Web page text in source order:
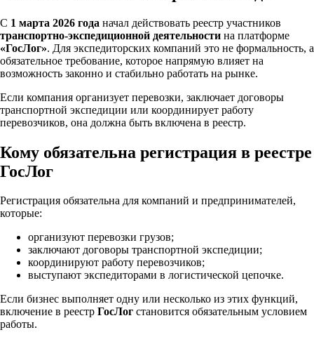
С 1 марта 2026 года начал действовать реестр участников
транспортно-экспедиционной деятельности на платформе
«ГосЛог». Для экспедиторских компаний это не формальность, а
обязательное требование, которое напрямую влияет на
возможность законно и стабильно работать на рынке.
Если компания организует перевозки, заключает договоры
транспортной экспедиции или координирует работу
перевозчиков, она должна быть включена в реестр.
Кому обязательна регистрация в реестре
ГосЛог
Регистрация обязательна для компаний и предпринимателей,
которые:
организуют перевозки грузов;
заключают договоры транспортной экспедиции;
координируют работу перевозчиков;
выступают экспедиторами в логистической цепочке.
Если бизнес выполняет одну или несколько из этих функций,
включение в реестр ГосЛог становится обязательным условием
работы.